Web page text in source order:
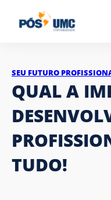
SEU FUTURO
QUAL A
TUDO!